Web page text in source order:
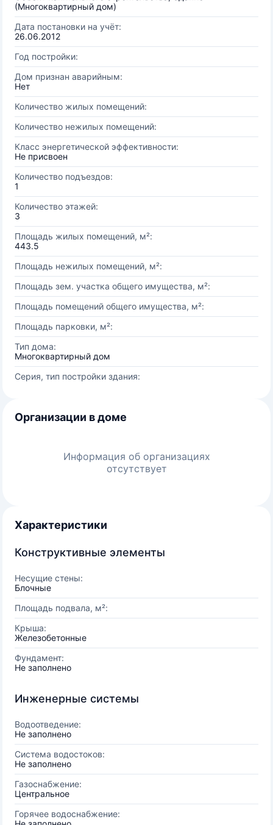
(Многоквартирный дом)
Дата постановки на учёт:
26.06.2012
Год постройки:
Дом признан аварийным:
Нет
Количество жилых помещений:
Количество нежилых помещений:
Класс энергетической эффективности:
Не присвоен
Количество подъездов:
1
Количество этажей:
3
Площадь жилых помещений, м²:
443.5
Площадь нежилых помещений, м²:
Площадь зем. участка общего имущества, м²:
Площадь помещений общего имущества, м²:
Площадь парковки, м²:
Тип дома:
Многоквартирный дом
Серия, тип постройки здания:
Организации в доме
Информация об организациях
отсутствует
Характеристики
Конструктивные элементы
Несущие стены:
Блочные
Площадь подвала, м²:
Крыша:
Железобетонные
Фундамент:
Не заполнено
Инженерные системы
Водоотведение:
Не заполнено
Система водостоков:
Не заполнено
Газоснабжение:
Центральное
Горячее водоснабжение: